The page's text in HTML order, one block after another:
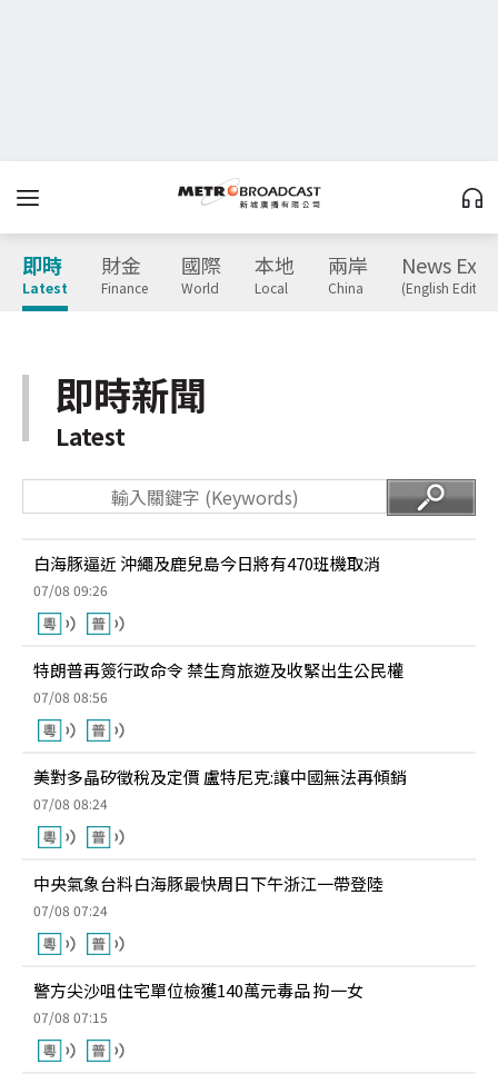
即時
Latest
財金
Finance
國際
World
本地
Local
兩岸
China
News
(English
即時新聞
Latest
白海豚逼近 沖繩及鹿兒島今日將有470班機取消
07/08 09:26
特朗普再簽行政命令 禁生育旅遊及收緊出生公民權
07/08 08:56
美對多晶矽徵稅及定價 盧特尼克:讓中國無法再傾銷
07/08 08:24
中央氣象台料白海豚最快周日下午浙江一帶登陸
07/08 07:24
警方尖沙咀住宅單位檢獲140萬元毒品 拘一女
07/08 07:15